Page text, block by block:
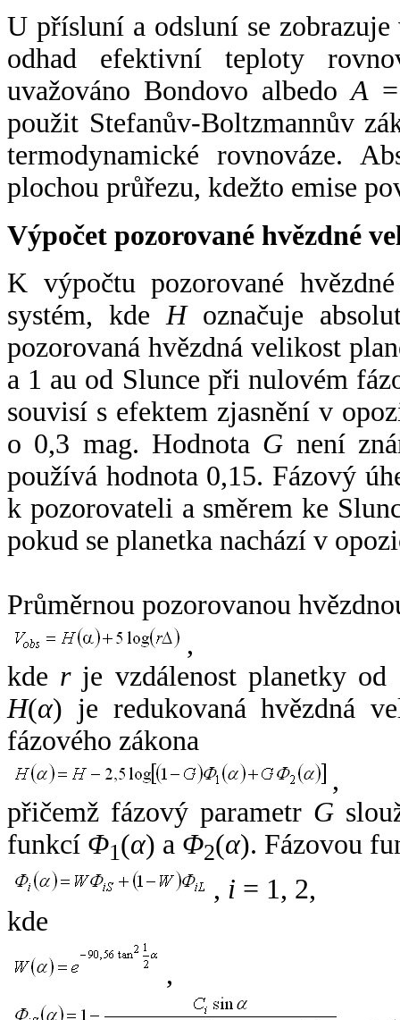
U přísluní a odsluní se
odhad efektivní teploty
uvažováno Bondovo albedoA
použit Stefanův-Boltzmannův
termodynamické rovnováze.
plochou průřezu, kdežto emise
Výpočet pozorované hvězdné
K výpočtu pozorované
systém, kde Hoznačuje
pozorovaná hvězdná velikost
a 1 au od Slunce při nulovém
souvisí s efektem zjasnění v
o 0,3 mag. Hodnota G není
používá hodnota 0,15. Fázový
k pozorovateli a směrem ke
pokud se planetka nachází v
Průměrnou pozorovanou
,
kde rje vzdálenost planetky od
H(α) je redukovaná hvězdná
fázového zákona
,
přičemž fázový parametr G
funkcí Φ1(α) a Φ2(α). Fázovou
, i = 1, 2,
kde
,